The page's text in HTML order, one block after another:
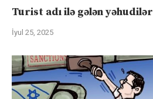
Turist adı ilə gələn yəhudilər
İyul 25, 2025